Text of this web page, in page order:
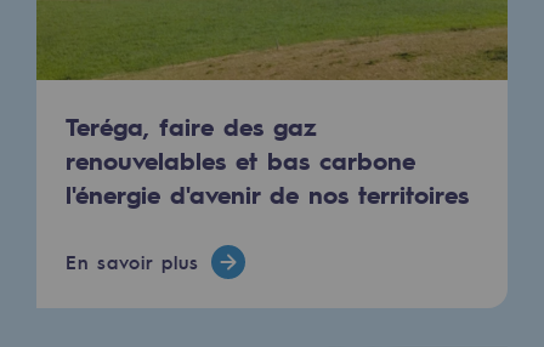
Gaz renouvelables et procédés
Pyrogazéification et gazéification
Méthanation
Captage de CO2
Concertations CH4, H2 et CO2
Teréga, faire des gaz
renouvelables et bas carbone
l'énergie d'avenir de nos territoires
En savoir plus